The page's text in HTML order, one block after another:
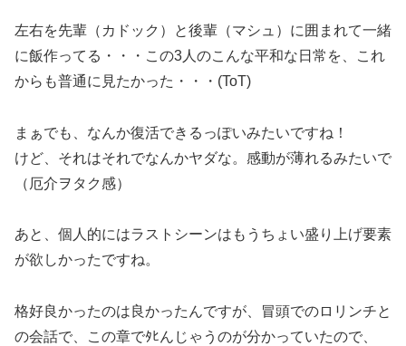
左右を先輩（カドック）と後輩（マシュ）に囲まれて一緒
に飯作ってる・・・この3人のこんな平和な日常を、これ
からも普通に見たかった・・・(ToT)
まぁでも、なんか復活できるっぽいみたいですね！
けど、それはそれでなんかヤダな。感動が薄れるみたいで
（厄介ヲタク感）
あと、個人的にはラストシーンはもうちょい盛り上げ要素
が欲しかったですね。
格好良かったのは良かったんですが、冒頭でのロリンチと
の会話で、この章でﾀﾋんじゃうのが分かっていたので、